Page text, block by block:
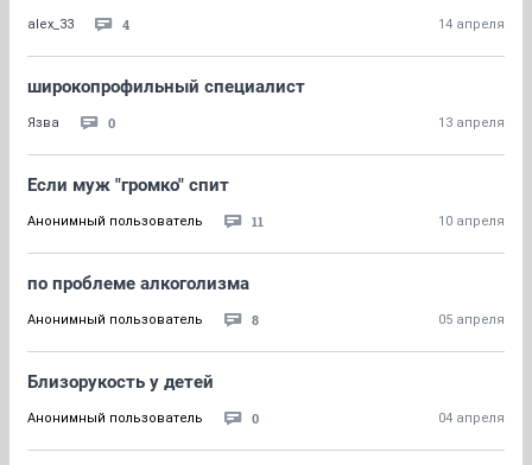
alex_33 4 14 апреля
широкопрофильный специалист
Язва 0 13 апреля
Если муж "громко" спит
Анонимный пользователь 11 10 апреля
по проблеме алкоголизма
Анонимный пользователь 8 05 апреля
Близорукость у детей
Анонимный пользователь 0 04 апреля